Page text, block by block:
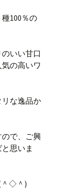
100％の
いい甘口
の高いワ
な逸品か
で、ご興
思いま
＾◇＾)